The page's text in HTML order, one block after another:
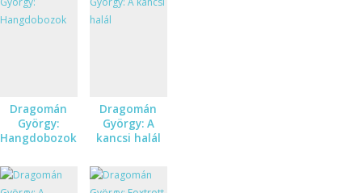
Dragomán
György:
Hangdobozok
Dragomán
György: A
kancsi halál